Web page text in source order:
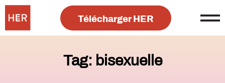
Télécharger HER
Tag: bisexuelle